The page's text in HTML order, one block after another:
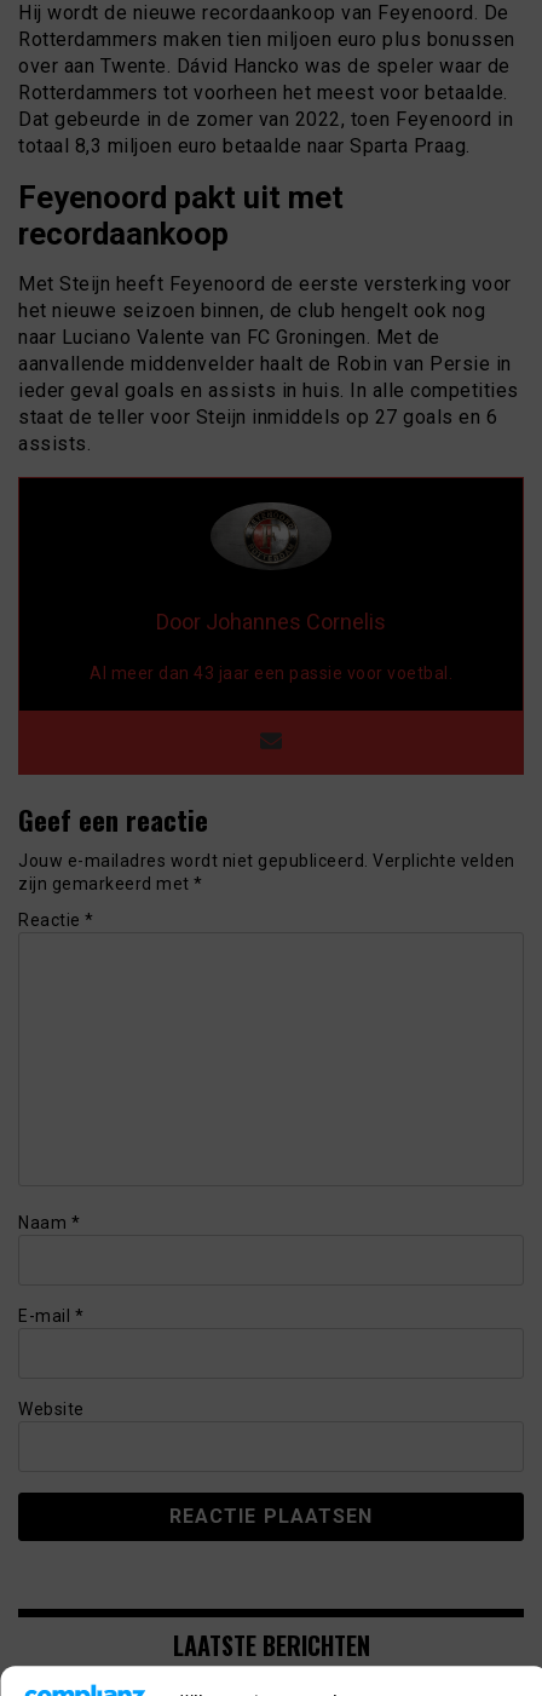
Hij wordt de nieuwe recordaankoop van Feyenoord. De
Rotterdammers maken tien miljoen euro plus bonussen
over aan Twente. Dávid Hancko was de speler waar de
Rotterdammers tot voorheen het meest voor betaalde.
Dat gebeurde in de zomer van 2022, toen Feyenoord in
totaal 8,3 miljoen euro betaalde naar Sparta Praag.
Feyenoord pakt uit met
recordaankoop
Met Steijn heeft Feyenoord de eerste versterking voor
het nieuwe seizoen binnen, de club hengelt ook nog
naar Luciano Valente van FC Groningen. Met de
aanvallende middenvelder haalt de Robin van Persie in
ieder geval goals en assists in huis. In alle competities
staat de teller voor Steijn inmiddels op 27 goals en 6
assists.
Door Johannes Cornelis
Al meer dan 43 jaar een passie voor voetbal.
Geef een reactie
Jouw e-mailadres wordt niet gepubliceerd. Verplichte velden
zijn gemarkeerd met *
Reactie *
Naam *
E-mail *
Website
LAATSTE BERICHTEN